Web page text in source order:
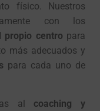
físico. Nuestros
con los
propio centro para
más adecuados y
para cada uno de
al coaching y